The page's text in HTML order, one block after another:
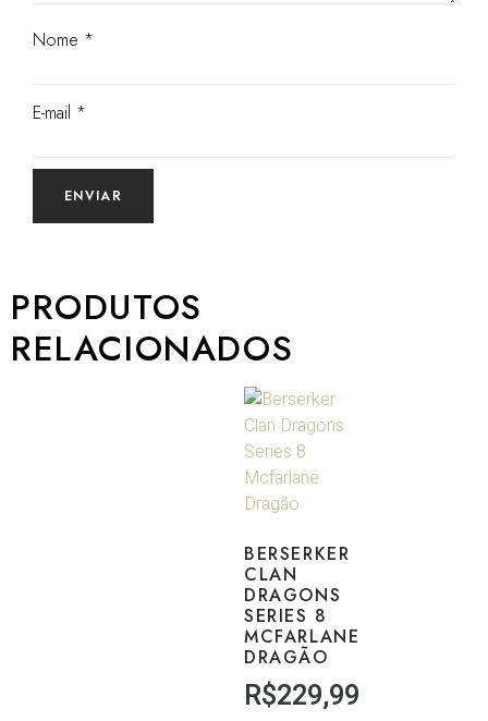
Nome *
E-mail *
PRODUTOS
RELACIONADOS
BERSERKER
CLAN
DRAGONS
SERIES 8
MCFARLANE
DRAGÃO
R$229,99